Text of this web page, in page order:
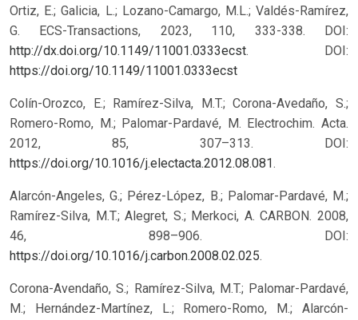
Ortiz, E.; Galicia, L.; Lozano-Camargo, M.L.; Valdés-Ramírez,
G. ECS-Transactions, 2023, 110, 333-338. DOI:
http://dx.doi.org/10.1149/11001.0333ecst.
DOI:
https://doi.org/10.1149/11001.0333ecst
Colín-Orozco, E.; Ramírez-Silva, M.T.; Corona-Avedaño, S.;
Romero-Romo, M.; Palomar-Pardavé, M. Electrochim. Acta.
2012, 85, 307–313. DOI:
https://doi.org/10.1016/j.electacta.2012.08.081.
Alarcón-Angeles, G.; Pérez-López, B.; Palomar-Pardavé, M.;
Ramírez-Silva, M.T.; Alegret, S.; Merkoci, A. CARBON. 2008,
46, 898–906. DOI:
https://doi.org/10.1016/j.carbon.2008.02.025.
Corona-Avendaño, S.; Ramírez-Silva, M.T.; Palomar-Pardavé,
M.; Hernández-Martínez, L.; Romero-Romo, M.; Alarcón-